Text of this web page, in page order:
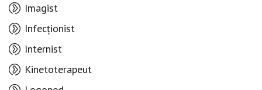
Imagist
Infecționist
Internist
Kinetoterapeut